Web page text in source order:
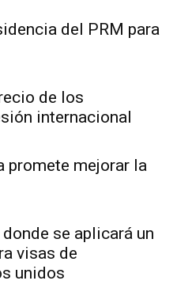
del PRM para
de los
internacional
promete mejorar la
se aplicará un
visas de
unidos